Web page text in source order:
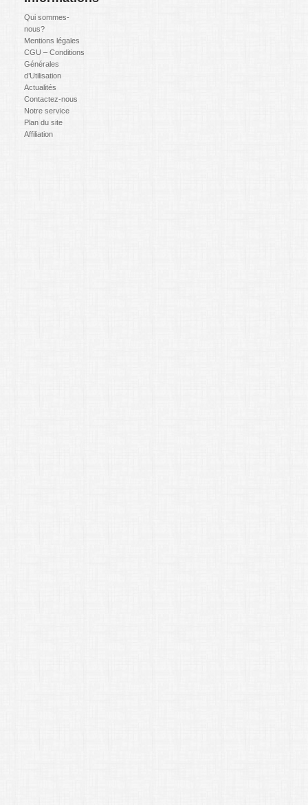
Qui sommes-
nous?
Mentions légales
CGU – Conditions
Générales
d’Utilisation
Actualités
Contactez-nous
Notre service
Plan du site
Affiliation